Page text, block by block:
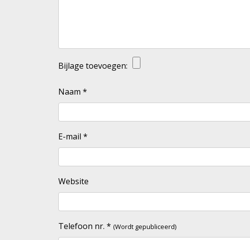
Bijlage toevoegen:
Naam *
E-mail *
Website
Telefoon nr. * (Wordt gepubliceerd)